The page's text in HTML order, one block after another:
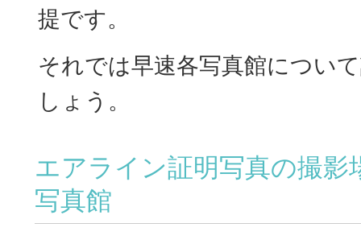
提です。
それでは早速各写真館につい
しょう。
エアライン証明写真の撮影
写真館